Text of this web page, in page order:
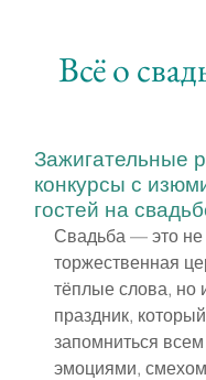
Всё о
Зажигательные
конкурсы с
гостей на
Свадьба — это не
торжественная
тёплые слова, но
праздник,
запомниться
эмоциями,